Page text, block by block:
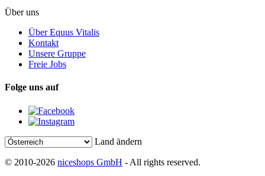
Über uns
Über Equus Vitalis
Kontakt
Unsere Gruppe
Freie Jobs
Folge uns auf
Land ändern
© 2010-2026 niceshops GmbH - All rights reserved.